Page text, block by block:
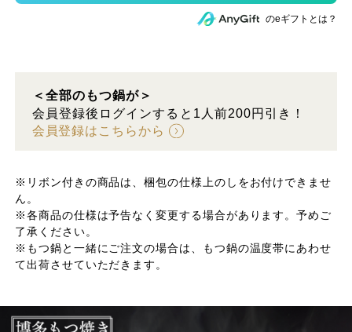
のeギフトとは？
＜全部のもつ鍋が＞
会員登録後ログインすると1人前200円引き！
会員登録はこちらから
※リボン付きの商品は、梱包の仕様上のしをお付けできませ
ん。
※各商品の仕様は予告なく変更する場合があります。予めご
了承ください。
※もつ鍋と一緒にご注文の場合は、もつ鍋の温度帯にあわせ
て出荷させていただきます。